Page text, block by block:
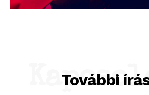
További